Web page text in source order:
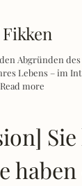
Abgründen
Lebens – im
Read more